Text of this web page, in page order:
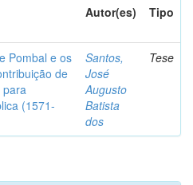
Autor(es) Tipo
Pombal e os
de
para
(1571-
Santos,
José
Augusto
Batista
dos
Tese